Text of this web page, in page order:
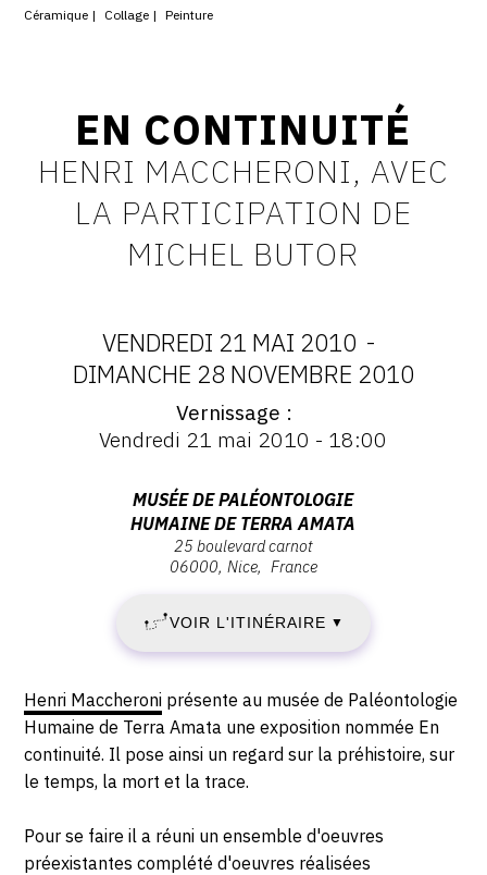
INSTAGRAM
FACEBOOK
TWITTER
PINTEREST
Céramique Collage Peinture
EN CONTINUITÉ
HENRI MACCHERONI, AVEC
LA PARTICIPATION DE
MICHEL BUTOR
DATES
:
21
MAI
2010
-
DIMANCHE
28
NOVEMBRE
2010
VENDREDI 21 MAI 2010 -
DIMANCHE 28 NOVEMBRE 2010
Vernissage
Vendredi 21 mai 2010 - 18:00
Terra
Amata,
25
boulevard
Carnot,
06000
Nice
MUSÉE DE PALÉONTOLOGIE
HUMAINE DE TERRA AMATA
25 boulevard carnot
06000 Nice France
VOIR L'ITINÉRAIRE ▼
Description,
horaires...
Henri Maccheroni présente au musée de Paléontologie
Humaine de Terra Amata une exposition nommée En
continuité. Il pose ainsi un regard sur la préhistoire, sur
le temps, la mort et la trace.
Pour se faire il a réuni un ensemble d'oeuvres
préexistantes complété d'oeuvres réalisées